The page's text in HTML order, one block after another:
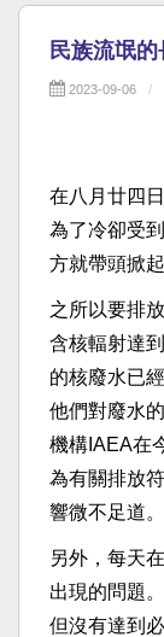
民族流氓的
2023-09-06
在八月廿四
為了冷卻受
方就帶頭掀
之所以要排
含核輻射達
的核廢水已
他們對廢水
機構IAEA在
為有關排放
響微不足道。
另外，每天
出現的問題
但沒有達到